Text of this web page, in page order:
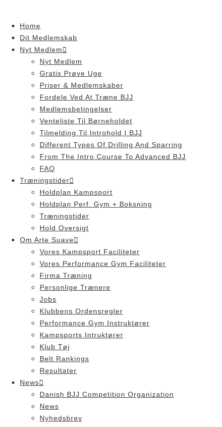
contentHome
Dit Medlemskab
Nyt Medlem
Nyt Medlem
Gratis Prøve Uge
Priser & Medlemskaber
Fordele Ved At Træne BJJ
Medlemsbetingelser
Venteliste Til Børneholdet
Tilmelding Til Introhold I BJJ
Different Types Of Drilling And Sparring
From The Intro Course To Advanced BJJ
FAQ
Træningstider
Holdplan Kampsport
Holdplan Perf. Gym + Boksning
Træningstider
Hold Oversigt
Om Arte Suave
Vores Kampsport Faciliteter
Vores Performance Gym Faciliteter
Firma Træning
Personlige Trænere
Jobs
Klubbens Ordensregler
Performance Gym Instruktører
Kampsports Intruktører
Klub Tøj
Belt Rankings
Resultater
News
Danish BJJ Competition Organization
News
Nyhedsbrev